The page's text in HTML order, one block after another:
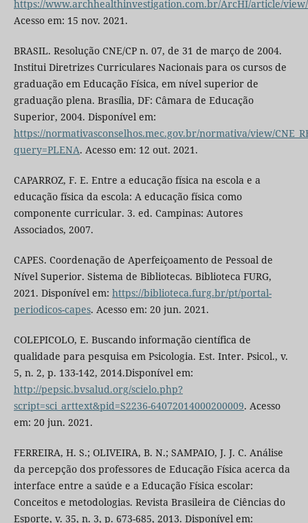
https://www.archhealthinvestigation.com.br/ArcHI/article/
Acesso em: 15 nov. 2021.
BRASIL. Resolução CNE/CP n. 07, de 31 de março de 2004.
Institui Diretrizes Curriculares Nacionais para os cursos de
graduação em Educação Física, em nível superior de
graduação plena. Brasília, DF: Câmara de Educação
Superior, 2004. Disponível em:
https://normativasconselhos.mec.gov.br/normativa/view/
query=PLENA. Acesso em: 12 out. 2021.
CAPARROZ, F. E. Entre a educação física na escola e a
educação física da escola: A educação física como
componente curricular. 3. ed. Campinas: Autores
Associados, 2007.
CAPES. Coordenação de Aperfeiçoamento de Pessoal de
Nível Superior. Sistema de Bibliotecas. Biblioteca FURG,
2021. Disponível em: https://biblioteca.furg.br/pt/portal-
periodicos-capes. Acesso em: 20 jun. 2021.
COLEPICOLO, E. Buscando informação científica de
qualidade para pesquisa em Psicologia. Est. Inter. Psicol., v.
5, n. 2, p. 133-142, 2014.Disponível em:
http://pepsic.bvsalud.org/scielo.php?
script=sci_arttext&pid=S2236-64072014000200009. Acesso
em: 20 jun. 2021.
FERREIRA, H. S.; OLIVEIRA, B. N.; SAMPAIO, J. J. C. Análise
da percepção dos professores de Educação Física acerca da
interface entre a saúde e a Educação Física escolar:
Conceitos e metodologias. Revista Brasileira de Ciências do
Esporte, v. 35, n. 3, p. 673-685, 2013. Disponível em: